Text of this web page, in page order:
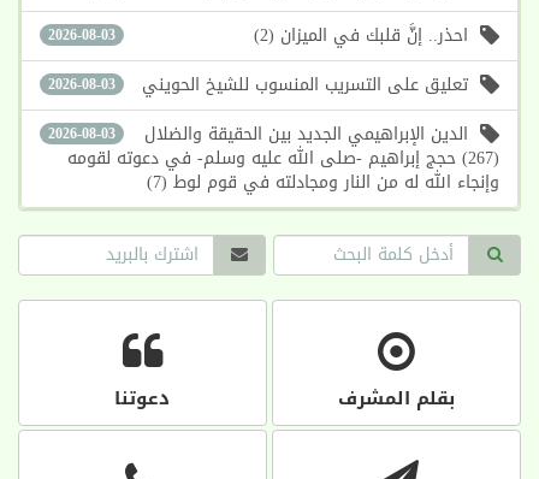
2026-08-03 احذر.. إنَّ قلبك في الميزان (2)
2026-08-03 تعليق على التسريب المنسوب للشيخ الحويني
2026-08-03 الدين الإبراهيمي الجديد بين الحقيقة والضلال
(267) حجج إبراهيم -صلى الله عليه وسلم- في دعوته لقومه
وإنجاء الله له من النار ومجادلته في قوم لوط (7)
بقلم المشرف دعوتنا